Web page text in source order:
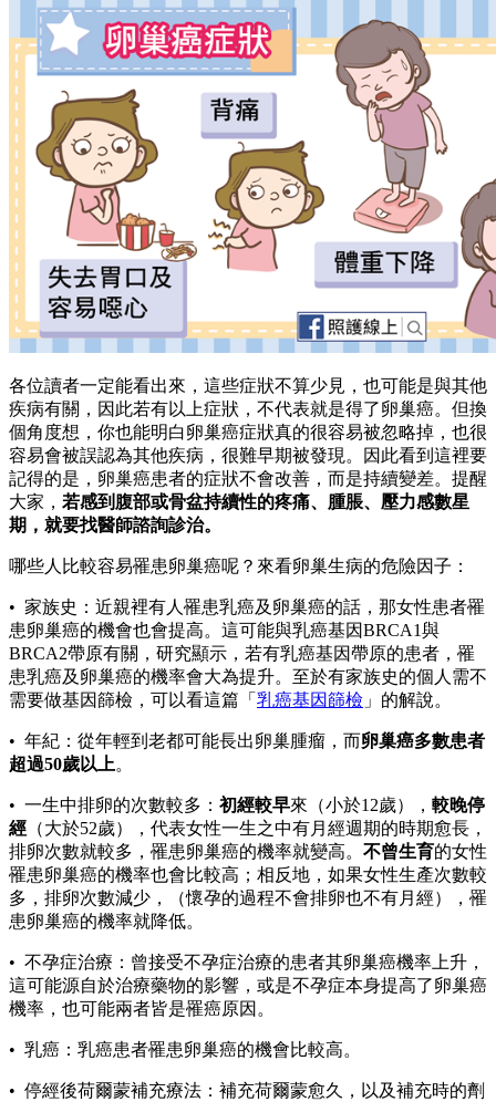
各位讀者一定能看出來，這些症狀不算少見，也可能是與其他
疾病有關，因此若有以上症狀，不代表就是得了卵巢癌。但換
個角度想，你也能明白卵巢癌症狀真的很容易被忽略掉，也很
容易會被誤認為其他疾病，很難早期被發現。因此看到這裡要
記得的是，卵巢癌患者的症狀不會改善，而是持續變差。提醒
大家， 若感到腹部或骨盆持續性的疼痛、腫脹、壓力感數星
期，就要找醫師諮詢診治。
哪些人比較容易罹患卵巢癌呢？來看卵巢生病的危險因子：
• 家族史：近親裡有人罹患乳癌及卵巢癌的話，那女性患者罹
患卵巢癌的機會也會提高。這可能與乳癌基因BRCA1與
BRCA2帶原有關，研究顯示，若有乳癌基因帶原的患者，罹
患乳癌及卵巢癌的機率會大為提升。至於有家族史的個人需不
需要做基因篩檢，可以看這篇「 乳癌基因篩檢 」的解說。
• 年紀：從年輕到老都可能長出卵巢腫瘤，而卵巢癌多數患者
超過50歲以上。
• 一生中排卵的次數較多： 初經較早來（小於12歲）， 較晚停
經 （大於52歲），代表女性一生之中有月經週期的時期愈長，
排卵次數就較多，罹患卵巢癌的機率就變高。 不曾生育的女性
罹患卵巢癌的機率也會比較高；相反地，如果女性生產次數較
多，排卵次數減少，（懷孕的過程不會排卵也不有月經），罹
患卵巢癌的機率就降低。
• 不孕症治療：曾接受不孕症治療的患者其卵巢癌機率上升，
這可能源自於治療藥物的影響，或是不孕症本身提高了卵巢癌
機率，也可能兩者皆是罹癌原因。
• 乳癌：乳癌患者罹患卵巢癌的機會比較高。
• 停經後荷爾蒙補充療法：補充荷爾蒙愈久，以及補充時的劑